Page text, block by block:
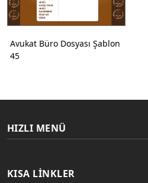
Avukat Büro Dosyası Şablon
45
HIZLI MENÜ
KISA LINKLER